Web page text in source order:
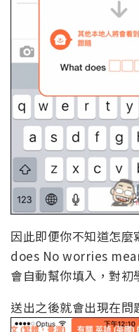
因此即便你不知道怎
does No worries
會自動幫你填入，對初
送出之後就會出現在問